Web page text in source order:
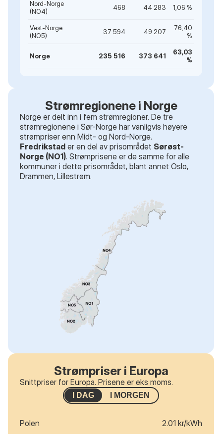
Nord-Norge
(NO4)
468 44 283 1,06 %
Vest-Norge
(NO5)
37 594 49 207
76,40
%
Norge 235 516 373 641
63,03
%
Strømregionene i Norge
Norge er delt inn i fem strømregioner. De tre
strømregionene i Sør-Norge har vanligvis høyere
strømpriser enn Midt- og Nord-Norge.
Fredrikstad er en del av prisområdet Sørøst-
Norge (NO1). Strømprisene er de samme for alle
kommuner i dette prisområdet, blant annet Oslo,
Drammen, Lillestrøm.
Strømpriser i Europa
Snittpriser for Europa. Prisene er eks moms.
I DAG I MORGEN
Polen 2.01 kr/kWh